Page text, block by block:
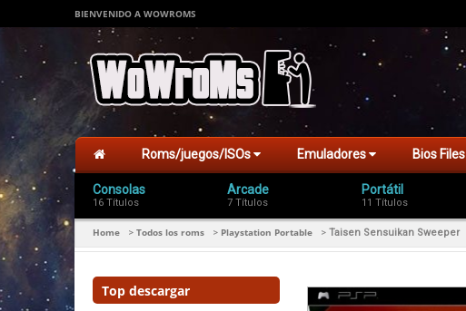
BIENVENIDO A WOWROMS
Roms/juegos/ISOs Emuladores Bios Files
Consolas
16 Títulos
Arcade
7 Títulos
Portátil
11 Títulos
Home > Todos los roms > Playstation Portable > Taisen Sensuikan Sweeper
Top descargar